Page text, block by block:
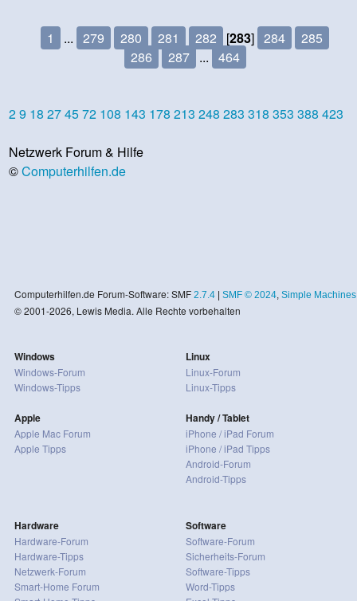
1 ... 279 280 281 282 [283] 284
285
286
287 ... 464
29 18 274572 108 143 178 213 248 283 318 353 388 423
Netzwerk Forum & Hilfe
©Computerhilfen.de
Computerhilfen.de Forum-Software: SMF 2.7.4| SMF © 2024, Simple Machines
© 2001-2026, Lewis Media. Alle Rechte vorbehalten
Windows
Windows-Forum
Windows-Tipps
Apple
Apple Mac Forum
Apple Tipps
Linux
Linux-Forum
Linux-Tipps
Handy / Tablet
iPhone / iPad Forum
iPhone / iPad Tipps
Android-Forum
Android-Tipps
Hardware
Hardware-Forum
Hardware-Tipps
Netzwerk-Forum
Smart-Home Forum
Software
Software-Forum
Sicherheits-Forum
Software-Tipps
Word-Tipps